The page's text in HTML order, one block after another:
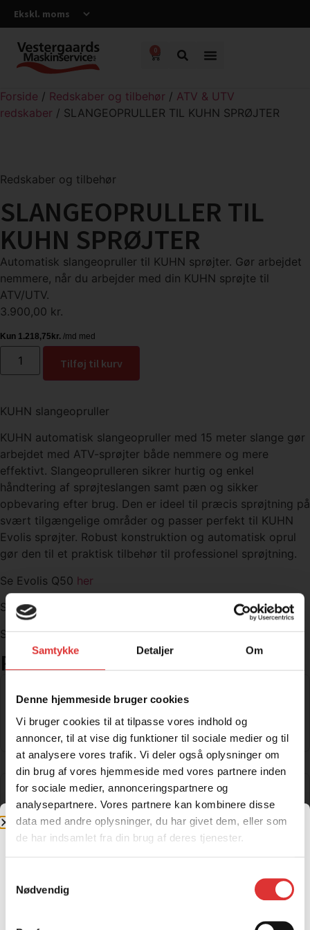
Samtykke Detaljer Om
Denne hjemmeside bruger cookies
Vi bruger cookies til at tilpasse vores indhold og
annoncer, til at vise dig funktioner til sociale medier og til
at analysere vores trafik. Vi deler også oplysninger om
din brug af vores hjemmeside med vores partnere inden
for sociale medier, annonceringspartnere og
analysepartnere. Vores partnere kan kombinere disse
data med andre oplysninger, du har givet dem, eller som
de har indsamlet fra din brug af deres tjenester.
Nødvendig
0
Forside / Redskaber og tilbehør / ATV & UTV
redskaber / SLANGEOPRULLER TIL KUHN SPRØJTER
Redskaber og tilbehør
SLANGEOPRULLER TIL
KUHN SPRØJTER
Automatisk slangeopruller til KUHN sprøjter. Gør arbejdet
nemmere, når du arbejder med din KUHN sprøjte til
ATV/UTV.
3.900,00 kr.
Tilføj til kurv
KUHN slangeopruller
KUHN automatisk slangeopruller med 15 meter slange gør
arbejdet med ATV-sprøjter både nemmere og mere
effektivt. Slangeoprulleren sikrer hurtig og enkel
håndtering af sprøjteslangen samt pæn og sikker
opbevaring efter brug. Den er ideel til præcis sprøjtning på
svært tilgængelige områder og passer perfekt til KUHN
Evolis sprøjter. Robust konstruktion og automatisk oprul
gør den til et praktisk tilbehør til professionel sprøjtning.
Se Evolis Q50 her
Se Evolis Q80
Se Evolis Q80 med 4 m bomher
Relaterede produkter.
KELLFRI VEJHØVL TIL ATV
Læs mere
IRON BALTIC SILAGE- OG BALLETRAILER
14.771,25kr.
Læs mere
UNIVERSAL SPREDER 57 L